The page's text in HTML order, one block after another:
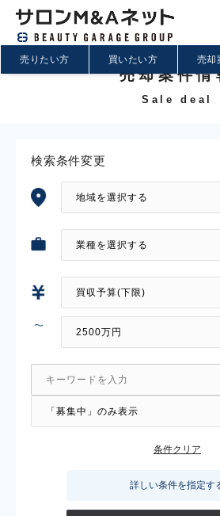
売りたい方 買いたい方 売却
売却案件情
Sale deal
検索条件変更
条件クリア
詳しい条件を指定す